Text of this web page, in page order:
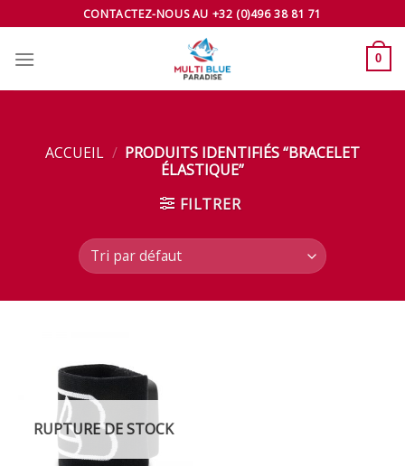
to
content
CONTACTEZ-NOUS AU +32 (0)496 38 81 71
0
ACCUEIL / PRODUITS IDENTIFIÉS “BRACELET
ÉLASTIQUE”
FILTRER
RUPTURE DE STOCK